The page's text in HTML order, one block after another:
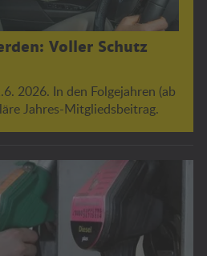
Voller Schutz
2026. In den Folgejahren (ab
Jahres-Mitgliedsbeitrag.